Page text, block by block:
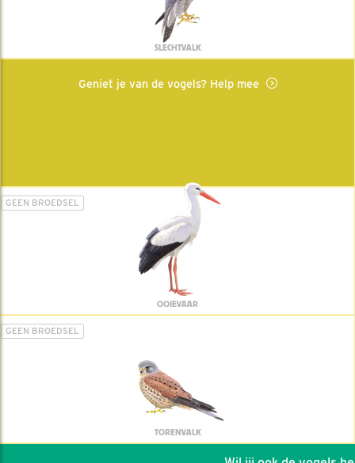
SLECHTVALK
Geniet je van de vogels? Help mee
GEEN BROEDSEL
OOIEVAAR
GEEN BROEDSEL
TORENVALK